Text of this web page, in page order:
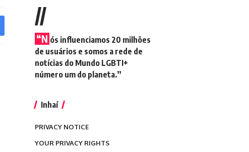
//
“N ós influenciamos 20 milhões
de usuários e somos a rede de
notícias do Mundo LGBTI+
número um do planeta.”
Inhaí
PRIVACY NOTICE
YOUR PRIVACY RIGHTS